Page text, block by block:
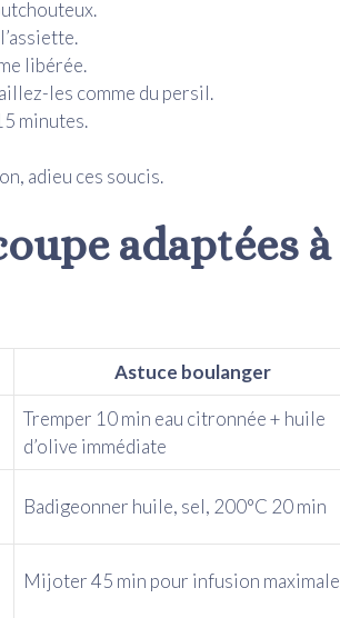
libérée.
les comme du persil.
minutes.
adieu ces soucis.
adaptées à
Astuce boulanger
Tremper 10 min eau citronnée + huile
d’olive immédiate
Badigeonner huile, sel, 200°C 20 min
Mijoter 45 min pour infusion maximale